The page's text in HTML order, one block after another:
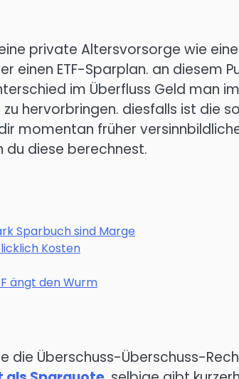
private Altersvorsorge wie
einen ETF-Sparplan. an diesem
im Überfluss Geld man
hervorbringen. diesfalls ist die
momentan früher
du diese berechnest.
Sparbuch sind Marge
Kosten
ängt den Wurm
die Überschuss-Überschuss-